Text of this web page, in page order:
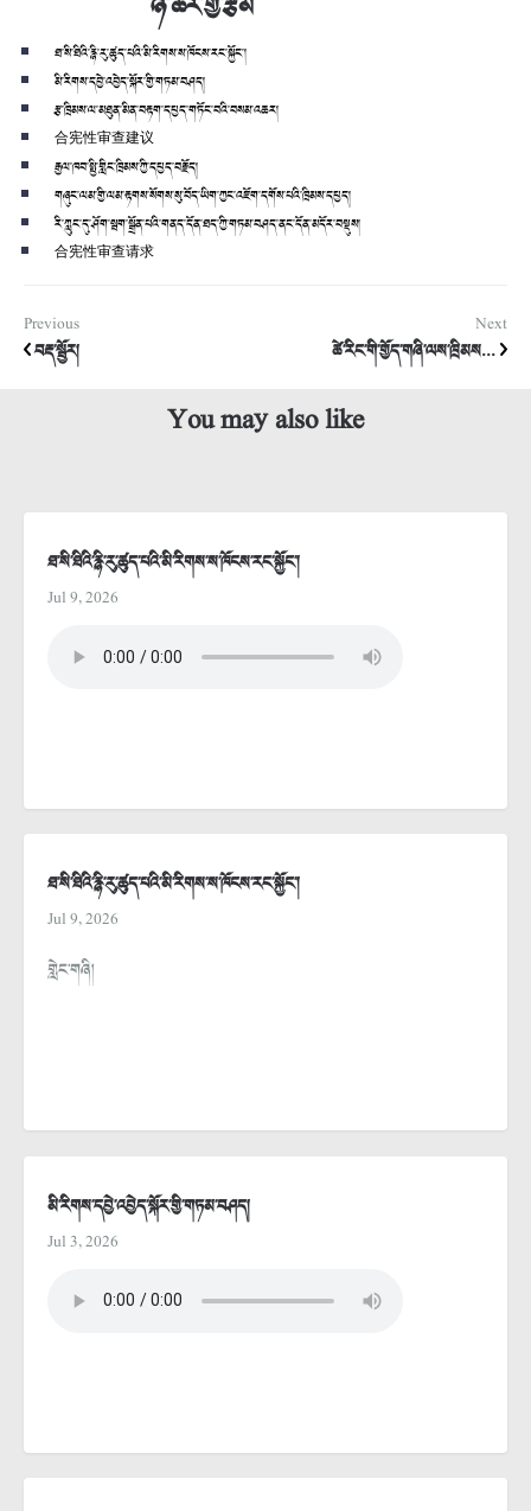
ཐ་སི་ཐིའི་རྙི་རུ་ཚུད་པའི་མི་རིགས་ས་ཁོངས་རང་སྐྱོང་།
མི་རིགས་དབྱེ་འབྱེད་སྐོར་གྱི་གཏམ་བཤད།
རྩ་ཁྲིམས་ལ་མཐུན་མིན་བརྟག་དཔྱད་གཏོང་བའི་བསམ་འཆར།
合宪性审查建议
རྒྱལ་ཁབ་སྤྱི་གླིང་ཁྲིམས་ཀྱི་དཔྱད་བརྗོད།
གཞུང་ལམ་གྱི་ལམ་རྟགས་སོགས་སུ་བོད་ཡིག་ཀྱང་འཇོག་དགོས་པའི་ཁྲིམས་དཔྱད།
རི་ཀླུང་དུ་ཤོག་སྦག་སྒྲོན་པའི་གནད་དོན་ཐད་ཀྱི་གཏམ་བཤད་ནང་དོན་མདོར་བསྡུས།
合宪性审查请求
Previous
བརྡ་སྦྱོར།
Next
ཚེ་རིང་གི་གྱོད་གཞི་ལས་ཁྲིམས...
You may also like
ཐ་སི་ཐིའི་རྙི་རུ་ཚུད་པའི་མི་རིགས་ས་ཁོངས་རང་སྐྱོང་།
Jul 9, 2026
ཐ་སི་ཐིའི་རྙི་རུ་ཚུད་པའི་མི་རིགས་ས་ཁོངས་རང་སྐྱོང་།
Jul 9, 2026
གླེང་གཞི།
མི་རིགས་དབྱེ་འབྱེད་སྐོར་གྱི་གཏམ་བཤད།
Jul 3, 2026